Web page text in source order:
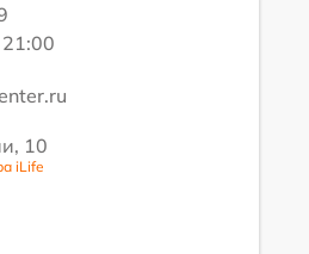
10
iLife